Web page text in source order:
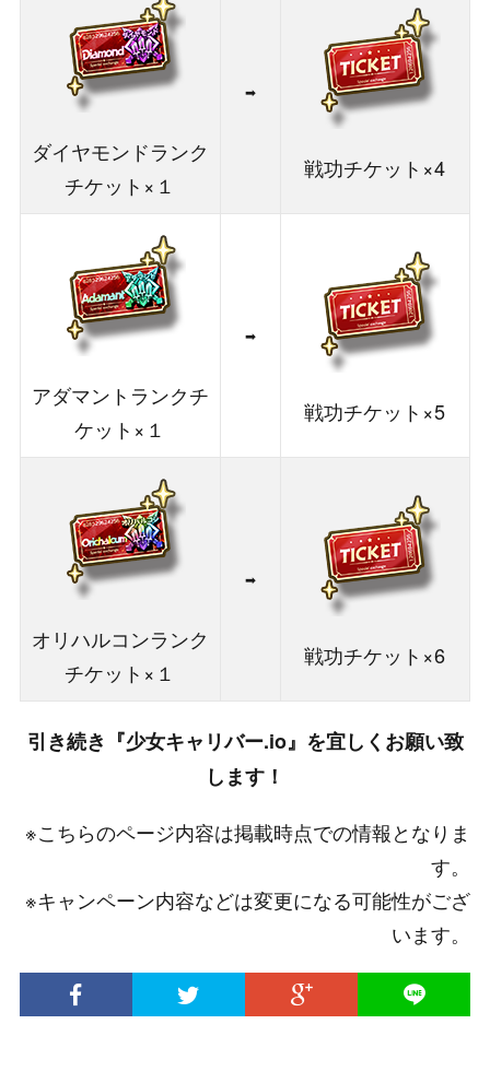
ダイヤモンドランク
チケット×１
➡
戦功チケット×4
アダマントランクチ
ケット×１
➡
戦功チケット×5
オリハルコンランク
チケット×１
➡
戦功チケット×6
引き続き『少女キャリバー.io』を宜しくお願い致
します！
※こちらのページ内容は掲載時点での情報となりま
す。
※キャンペーン内容などは変更になる可能性がござ
います。